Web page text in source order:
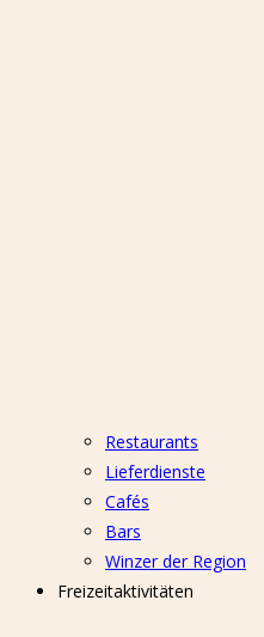
Restaurants
Lieferdienste
Cafés
Bars
Winzer der Region
Freizeitaktivitäten